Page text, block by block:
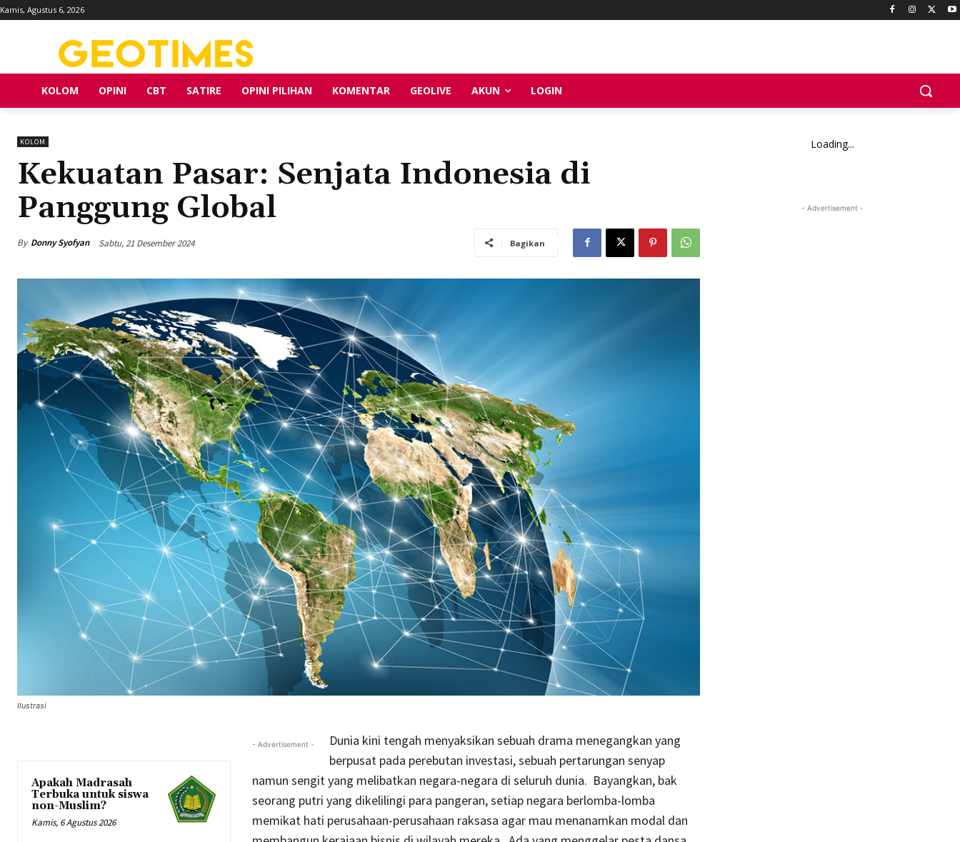
Kamis, Agustus 6, 2026
KOLOM OPINI CBT SATIRE OPINI PILIHAN KOMENTAR GEOLIVE AKUN LOGIN
KOLOM
Kekuatan Pasar: Senjata Indonesia di
Panggung Global
By Donny Syofyan Sabtu, 21 Desember 2024 Bagikan
Ilustrasi
Apakah Madrasah
Terbuka untuk siswa
non-Muslim?
Kamis, 6 Agustus 2026
- Advertisement -
Dunia kini tengah menyaksikan sebuah drama menegangkan yang
berpusat pada perebutan investasi, sebuah pertarungan senyap
namun sengit yang melibatkan negara-negara di seluruh dunia. Bayangkan, bak
seorang putri yang dikelilingi para pangeran, setiap negara berlomba-lomba
memikat hati perusahaan-perusahaan raksasa agar mau menanamkan modal dan
Loading...
- Advertisement -